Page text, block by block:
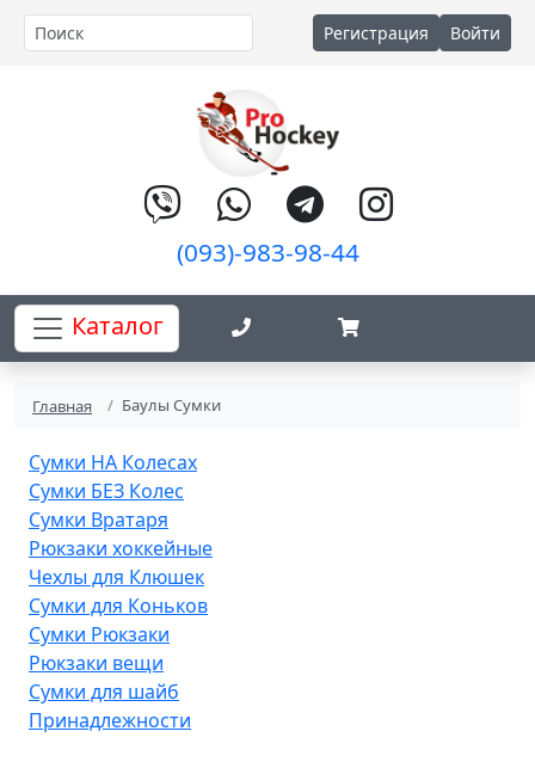
Регистрация Войти
(093)-983-98-44
Каталог
Главная Баулы Сумки
Сумки НА Колесах
Сумки БЕЗ Колес
Сумки Вратаря
Рюкзаки хоккейные
Чехлы для Клюшек
Сумки для Коньков
Сумки Рюкзаки
Рюкзаки вещи
Сумки для шайб
Принадлежности